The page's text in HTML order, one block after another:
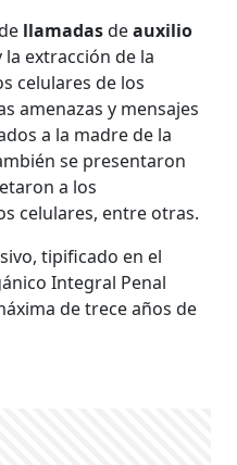
llamadasdeauxilio
la extracción de la
celulares de los
amenazas y mensajes
a la madre de la
se presentaron
a los
celulares, entre otras.
tipificado en el
Integral Penal
de trece años de